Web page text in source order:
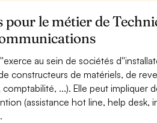
le métier de
au sein de sociétés
constructeurs de matériels, de
...). Elle peut impliquer
(assistance hot line, help